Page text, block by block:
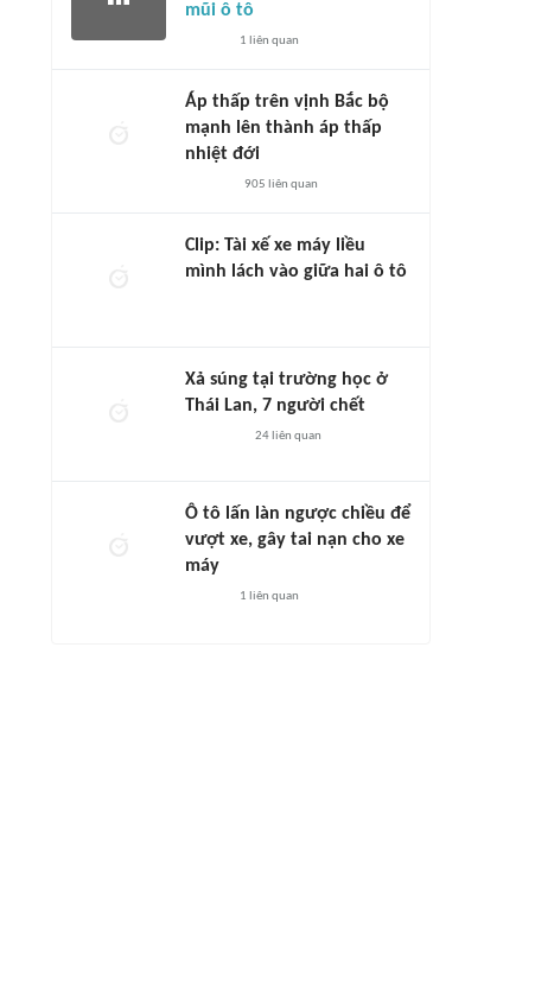
mũi ô tô
1 liên quan
Áp thấp trên vịnh Bắc bộ
mạnh lên thành áp thấp
nhiệt đới
905 liên quan
Clip: Tài xế xe máy liều
mình lách vào giữa hai ô tô
Xả súng tại trường học ở
Thái Lan, 7 người chết
24liên quan
Ô tô lấn làn ngược chiều để
vượt xe, gây tai nạn cho xe
máy
1 liên quan